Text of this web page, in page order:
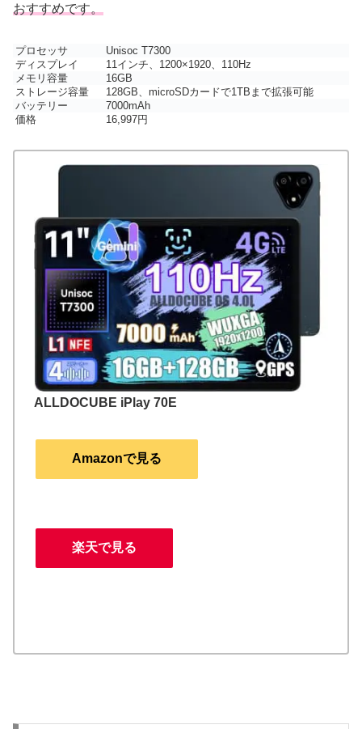
おすすめです。
プロセッサ
Unisoc T7300
ディスプレイ
11インチ、1200×1920、110Hz
メモリ容量
16GB
ストレージ容量
128GB、microSDカードで1TBまで拡張可能
バッテリー
7000mAh
価格
16,997円
ALLDOCUBE iPlay 70E
Amazonで見る
楽天で見る